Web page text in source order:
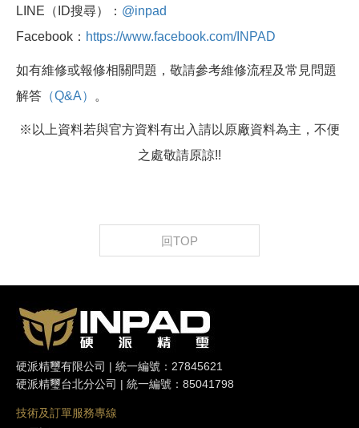
LINE（ID搜尋）： @inpad
Facebook： https://www.facebook.com/INPAD
如有維修或報修相關問題，敬請參考維修流程及常見問題
解答 （Q&A） 。
※以上資料若與官方資料有出入請以原廠資料為主，不便
之處敬請原諒!!
回TOP
硬派精璽有限公司 | 統一編號：27845621
硬派精璽台北分公司 | 統一編號：85041798
技術及訂單服務專線